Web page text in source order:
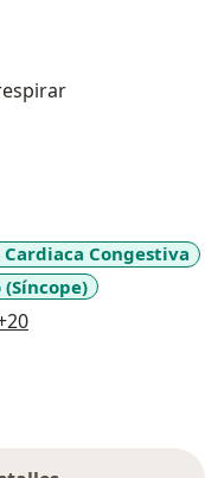
Congestiva
(Síncope)